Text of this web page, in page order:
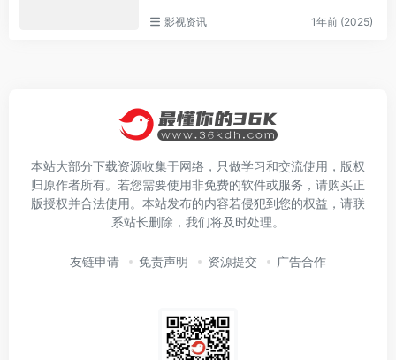
影视资讯 1年前 (2025)
本站大部分下载资源收集于网络，只做学习和交流使用，版权
归原作者所有。若您需要使用非免费的软件或服务，请购买正
版授权并合法使用。本站发布的内容若侵犯到您的权益，请联
系站长删除，我们将及时处理。
友链申请 免责声明 资源提交 广告合作